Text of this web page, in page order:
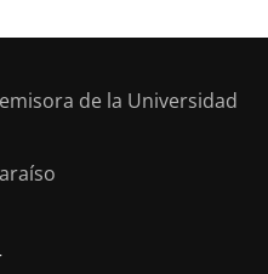
de la Universidad